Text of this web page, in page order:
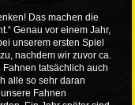
Das machen die
Genau vor einem Jahr,
unserem ersten Spiel
nachdem wir zuvor ca.
tatsächlich auch
alle so sehr daran
Fahnen